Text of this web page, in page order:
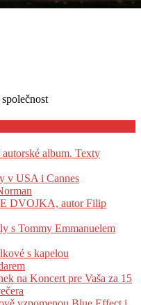
album. Texty
v USA i Cannes
DVOJKA, autor Filip
s Tommy Emmanuelem
s kapelou
na Koncert pre Vaša za 15